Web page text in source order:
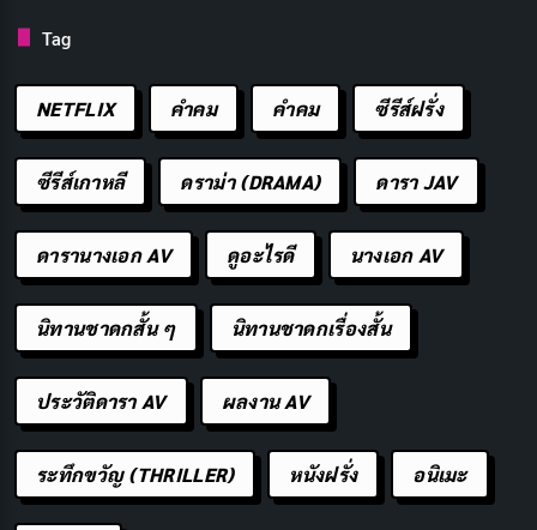
ความวิตกกังวลต่ำกว่าในภายหลัง
ในความสัมพันธ์แบบคู่รัก
Skinship มีขอบเขตตั้งแต่การจับ
มือขณะเดิน การกอด การนั่งพิงกัน ไปจนถึงการจูบที่ไม่ใช่
เรื่องทางเพศ เช่น การจูบบนหน้าผากหรือแก้ม รูปแบบ
เหล่านี้ทำหน้าที่เป็น “ภาษารัก” (Love Language)
ประเภทหนึ่ง ที่ Gary Chapman นักจิตวิทยาได้อธิบายไว้ใน
The 5 Love Languagesว่า Physical Touch เป็นหนึ่งในห้า
ภาษารักหลักที่มนุษย์ใช้สื่อสารความรักซึ่งกันและกัน
ในความสัมพันธ์แบบเพื่อนSkinship แสดงออกผ่านการตบ
ไหล่เพื่อให้กำลังใจ การโอบไหล่ขณะนั่งคุย หรือการกอด
เพื่อนในวันพิเศษ สิ่งสำคัญคือความเข้าใจซึ่งกันและกัน
ว่าการสัมผัสนั้นเกิดขึ้นเพื่อแสดงออกถึงความห่วงใยและ
Tag
NETFLIX คำคม คําคม ซีรีส์ฝรั่ง
ซีรีส์เกาหลี ดราม่า (DRAMA) ดารา JAV
ดารานางเอก AV ดูอะไรดี นางเอก AV
นิทานชาดกสั้น ๆ นิทานชาดกเรื่องสั้น
ประวัติดารา AV ผลงาน AV
ระทึกขวัญ (THRILLER) หนังฝรั่ง อนิเมะ